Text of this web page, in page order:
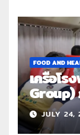
FOOD AND
เครือโร
Group)
ใหญ่ระดั
สานต่อก
JULY 24,